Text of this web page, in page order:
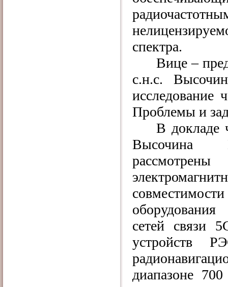
спектра.
Вице –
с.н.с.
исследование
Проблемы и
В докладе
сетей связи
устройств
диапазоне